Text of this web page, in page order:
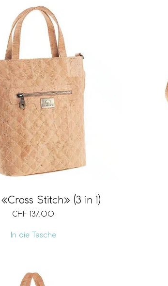
«Cross Stitch» (3 in 1)
CHF 137.00
In die Tasche